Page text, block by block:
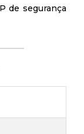
de segurança